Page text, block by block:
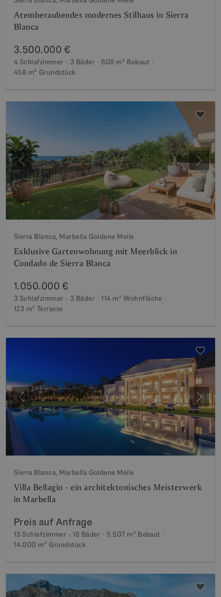
Atemberaubendes modernes Stilhaus in Sierra
Blanca
3.500.000 €
4 Schlafzimmer 3 Bäder 608 m² Bebaut
458 m² Grundstück
Vorherige
Sierra Blanca, Marbella Goldene Meile
Exklusive Gartenwohnung mit Meerblick in
Condado de Sierra Blanca
1.050.000 €
3 Schlafzimmer 3 Bäder 114 m² Wohnfläche
123 m² Terrasse
Vorherige
Sierra Blanca, Marbella Goldene Meile
Villa Bellagio - ein architektonisches Meisterwerk
in Marbella
Preis auf Anfrage
13 Schlafzimmer 16 Bäder 5.507 m² Bebaut
14.000 m² Grundstück